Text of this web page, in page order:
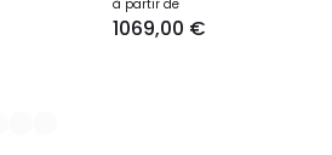
à partir de
1069,00 €